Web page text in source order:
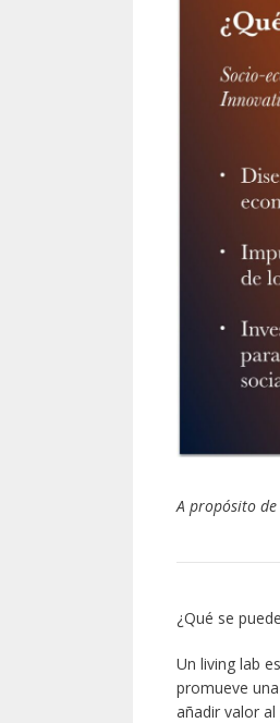
A propósito
¿Qué se
Un living lab
promueve
añadir valor